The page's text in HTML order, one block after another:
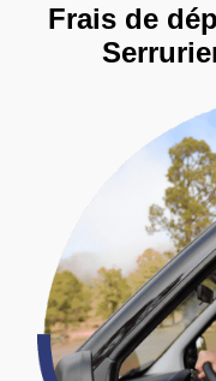
Frais de